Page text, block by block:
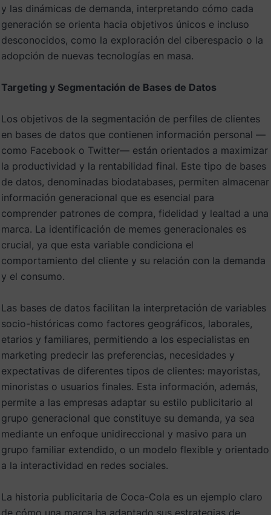
y las dinámicas de demanda, interpretando cómo cada
generación se orienta hacia objetivos únicos e incluso
desconocidos, como la exploración del ciberespacio o la
adopción de nuevas tecnologías en masa.
Targeting y Segmentación de Bases de Datos
Los objetivos de la segmentación de perfiles de clientes
en bases de datos que contienen información personal —
como Facebook o Twitter— están orientados a maximizar
la productividad y la rentabilidad final. Este tipo de bases
de datos, denominadas biodatabases, permiten almacenar
información generacional que es esencial para
comprender patrones de compra, fidelidad y lealtad a una
marca. La identificación de memes generacionales es
crucial, ya que esta variable condiciona el
comportamiento del cliente y su relación con la demanda
y el consumo.
Las bases de datos facilitan la interpretación de variables
socio-históricas como factores geográficos, laborales,
etarios y familiares, permitiendo a los especialistas en
marketing predecir las preferencias, necesidades y
expectativas de diferentes tipos de clientes: mayoristas,
minoristas o usuarios finales. Esta información, además,
permite a las empresas adaptar su estilo publicitario al
grupo generacional que constituye su demanda, ya sea
mediante un enfoque unidireccional y masivo para un
grupo familiar extendido, o un modelo flexible y orientado
a la interactividad en redes sociales.
La historia publicitaria de Coca-Cola es un ejemplo claro